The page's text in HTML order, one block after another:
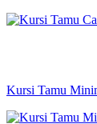
Kursi Tamu